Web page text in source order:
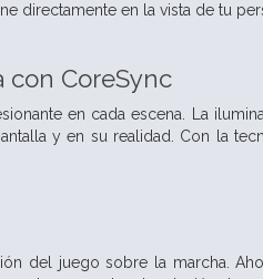
directamente en la vista de tu
CoreSync
en cada escena. La
y en su realidad. Con la
del juego sobre la marcha.